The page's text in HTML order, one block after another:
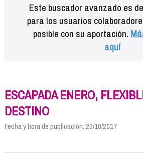
Este buscador avanzado es
para los usuarios
posible con su aportación.
aquí
ESCAPADA ENERO,
DESTINO
Fecha y hora de publicación: 23/10/2017